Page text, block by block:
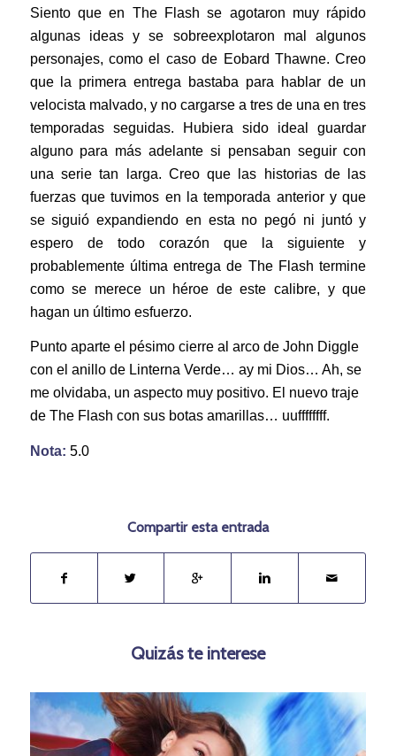
Siento que en The Flash se agotaron muy rápido
algunas ideas y se sobreexplotaron mal algunos
personajes, como el caso de Eobard Thawne. Creo
que la primera entrega bastaba para hablar de un
velocista malvado, y no cargarse a tres de una en tres
temporadas seguidas. Hubiera sido ideal guardar
alguno para más adelante si pensaban seguir con
una serie tan larga. Creo que las historias de las
fuerzas que tuvimos en la temporada anterior y que
se siguió expandiendo en esta no pegó ni juntó y
espero de todo corazón que la siguiente y
probablemente última entrega de The Flash termine
como se merece un héroe de este calibre, y que
hagan un último esfuerzo.
Punto aparte el pésimo cierre al arco de John Diggle
con el anillo de Linterna Verde… ay mi Dios… Ah, se
me olvidaba, un aspecto muy positivo. El nuevo traje
de The Flash con sus botas amarillas… uuffffffff.
Nota: 5.0
Compartir esta entrada
Quizás te interese